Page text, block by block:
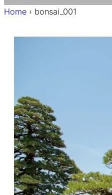
Home › bonsai_001